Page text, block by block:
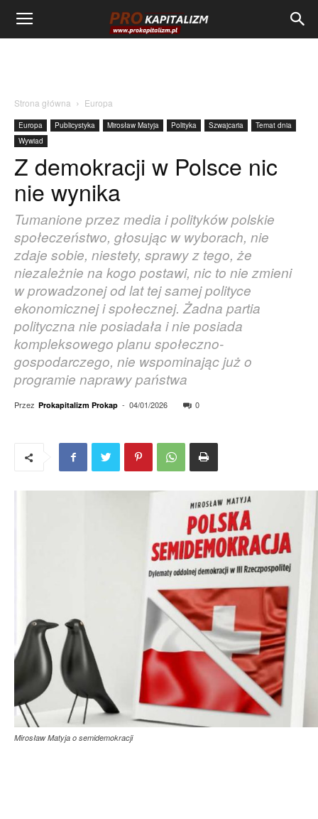
Strona główna Europa
Europa Publicystyka Mirosław Matyja Polityka Szwajcaria
Temat dnia
Wywiad
Z demokracji w Polsce nic
nie wynika
Tumanione przez media i polityków polskie
społeczeństwo, głosując w wyborach, nie
zdaje sobie, niestety, sprawy z tego, że
niezależnie na kogo postawi, nic to nie zmieni
w prowadzonej od lat tej samej polityce
ekonomicznej i społecznej. Żadna partia
polityczna nie posiadała i nie posiada
kompleksowego planu społeczno-
gospodarczego, nie wspominając już o
programie naprawy państwa
Przez Prokapitalizm Prokap - 04/01/2026 0
Mirosław Matyja o semidemokracji